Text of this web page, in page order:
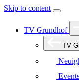
Skip to content
TV Grundhof
TV
Events